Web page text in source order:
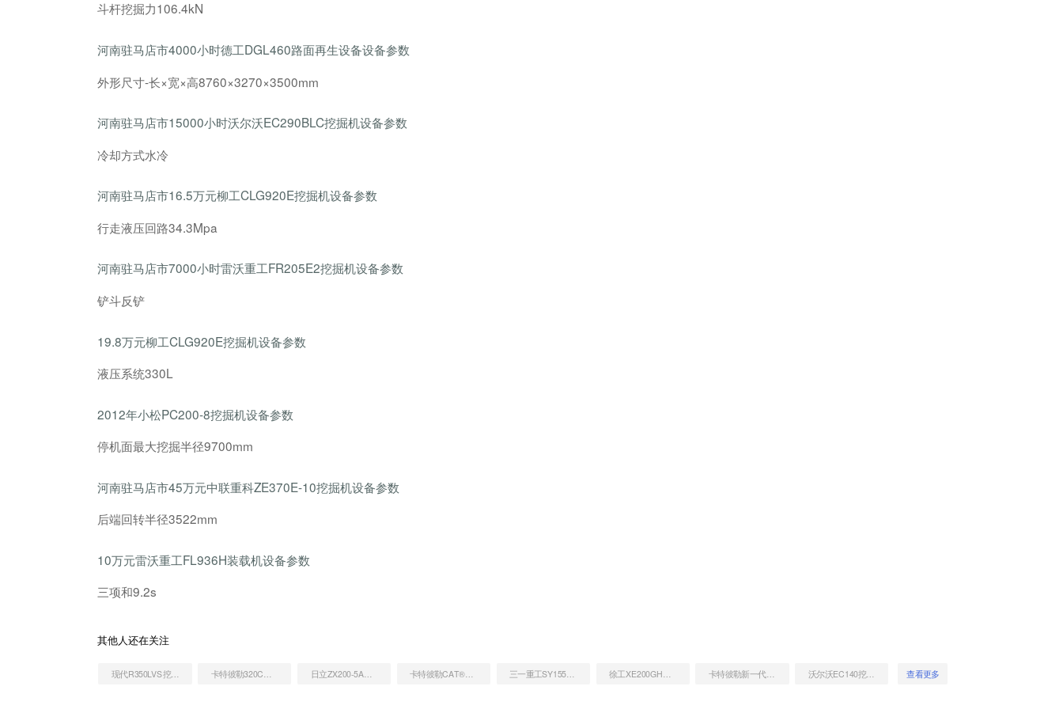
斗杆挖掘力106.4kN
河南驻马店市4000小时德工DGL460路面再生设备设备参数
外形尺寸-长×宽×高8760×3270×3500mm
河南驻马店市15000小时沃尔沃EC290BLC挖掘机设备参数
冷却方式水冷
河南驻马店市16.5万元柳工CLG920E挖掘机设备参数
行走液压回路34.3Mpa
河南驻马店市7000小时雷沃重工FR205E2挖掘机设备参数
铲斗反铲
19.8万元柳工CLG920E挖掘机设备参数
液压系统330L
2012年小松PC200-8挖掘机设备参数
停机面最大挖掘半径9700mm
河南驻马店市45万元中联重科ZE370E-10挖掘机设备参数
后端回转半径3522mm
10万元雷沃重工FL936H装载机设备参数
三项和9.2s
其他人还在关注
现代R350LVS挖掘机 日立ZX200-5A挖掘机 查看更多